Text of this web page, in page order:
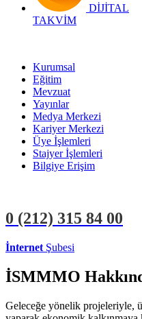
DİJİTAL
TAKVİM
Kurumsal
Eğitim
Mevzuat
Yayınlar
Medya Merkezi
Kariyer Merkezi
Üye İşlemleri
Stajyer İşlemleri
Bilgiye Erişim
0 (212) 315 84 00
İnternet Şubesi
İSMMMO
Geleceğe yönelik projeleriyle,